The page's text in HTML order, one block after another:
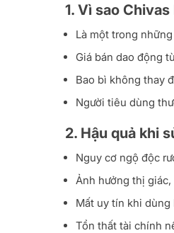
1. Vì sao
Là một trong
Giá bán dao động
Bao bì không thay
Người tiêu dùng
2. Hậu quả khi
Nguy cơ ngộ độc
Ảnh hưởng thị
Mất uy tín khi dùng
Tổn thất tài chính